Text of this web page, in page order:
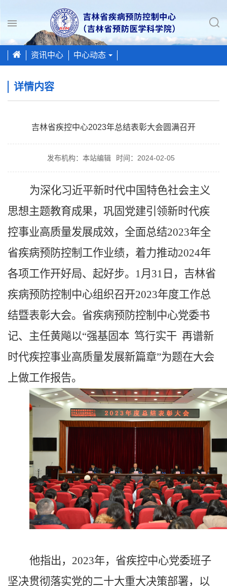
Toggle
navigation
资讯中心 中心动态
详情内容
吉林省疾控中心2023年总结表彰大会圆满召开
发布机构：本站编辑 时间：2024-02-05
为深化习近平新时代中国特色社会主义
思想主题教育成果，巩固党建引领新时代疾
控事业高质量发展成效，全面总结2023年全
省疾病预防控制工作业绩，着力推动2024年
各项工作开好局、起好步。1月31日，吉林省
疾病预防控制中心组织召开2023年度工作总
结暨表彰大会。省疾病预防控制中心党委书
记、主任黄飚以“强基固本 笃行实干 再谱新
时代疾控事业高质量发展新篇章”为题在大会
上做工作报告。
他指出， 2023年，省疾控中心党委班子
坚决贯彻落实党的二十大重大决策部署，以